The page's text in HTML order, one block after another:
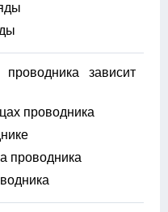
зависит
проводника
проводника